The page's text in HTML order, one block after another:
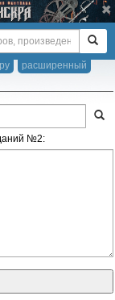
расширенный
№2: